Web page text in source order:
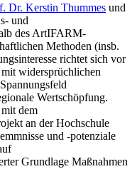
Dr. Kerstin Thummes und
und
des ArtIFARM-
Methoden (insb.
richtet sich vor
widersprüchlichen
Wertschöpfung.
dem
an der Hochschule
und -potenziale
Grundlage Maßnahmen